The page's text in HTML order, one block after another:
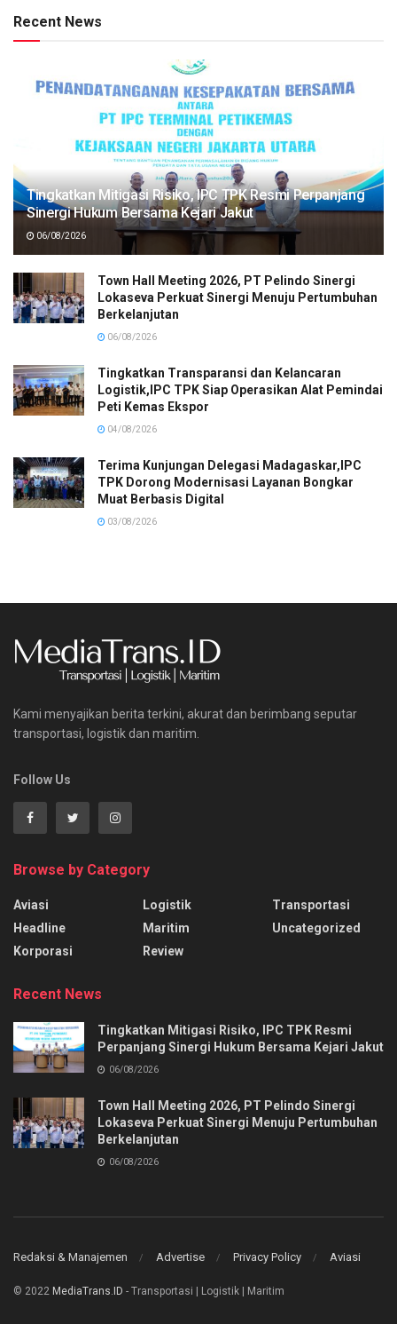
Recent News
Tingkatkan Mitigasi Risiko, IPC TPK Resmi Perpanjang
Sinergi Hukum Bersama Kejari Jakut
06/08/2026
Town Hall Meeting 2026, PT Pelindo Sinergi
Lokaseva Perkuat Sinergi Menuju Pertumbuhan
Berkelanjutan
06/08/2026
Tingkatkan Transparansi dan Kelancaran
Logistik,IPC TPK Siap Operasikan Alat Pemindai
Peti Kemas Ekspor
04/08/2026
Terima Kunjungan Delegasi Madagaskar,IPC
TPK Dorong Modernisasi Layanan Bongkar
Muat Berbasis Digital
03/08/2026
Kami menyajikan berita terkini, akurat dan berimbang seputar
transportasi, logistik dan maritim.
Follow Us
Browse by Category
Aviasi
Headline
Korporasi
Logistik
Maritim
Review
Transportasi
Uncategorized
Recent News
Tingkatkan Mitigasi Risiko, IPC TPK Resmi
Perpanjang Sinergi Hukum Bersama Kejari Jakut
06/08/2026
Town Hall Meeting 2026, PT Pelindo Sinergi
Lokaseva Perkuat Sinergi Menuju Pertumbuhan
Berkelanjutan
06/08/2026
Redaksi & Manajemen Advertise Privacy Policy Aviasi
© 2022 MediaTrans.ID - Transportasi | Logistik | Maritim